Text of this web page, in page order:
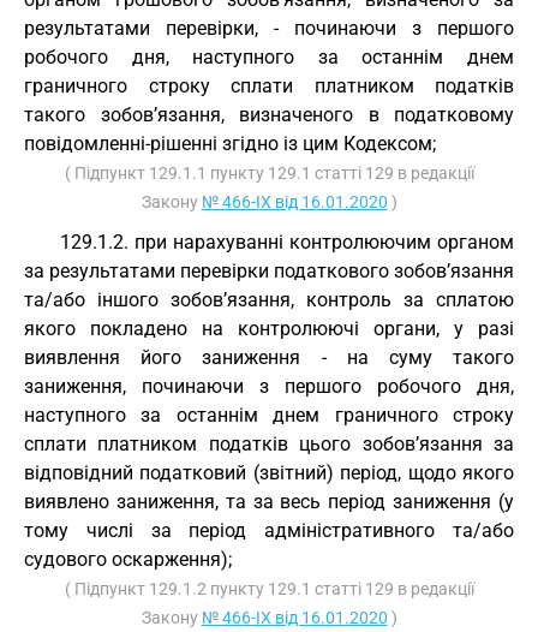
результатами перевірки, - починаючи з першого
робочого дня, наступного за останнім днем
граничного строку сплати платником податків
такого зобов’язання, визначеного в податковому
повідомленні-рішенні згідно із цим Кодексом;
( Підпункт 129.1.1 пункту 129.1 статті 129 в редакції
Закону № 466-IX від 16.01.2020 )
129.1.2. при нарахуванні контролюючим органом
за результатами перевірки податкового зобов’язання
та/або іншого зобов’язання, контроль за сплатою
якого покладено на контролюючі органи, у разі
виявлення його заниження - на суму такого
заниження, починаючи з першого робочого дня,
наступного за останнім днем граничного строку
сплати платником податків цього зобов’язання за
відповідний податковий (звітний) період, щодо якого
виявлено заниження, та за весь період заниження (у
тому числі за період адміністративного та/або
судового оскарження);
( Підпункт 129.1.2 пункту 129.1 статті 129 в редакції
Закону № 466-IX від 16.01.2020 )